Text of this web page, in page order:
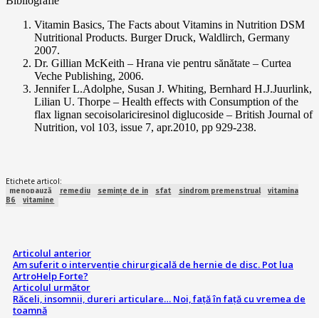
Vitamin Basics, The Facts about Vitamins in Nutrition DSM
Nutritional Products. Burger Druck, Waldlirch, Germany
2007.
Dr. Gillian McKeith – Hrana vie pentru sănătate – Curtea
Veche Publishing, 2006.
Jennifer L.Adolphe, Susan J. Whiting, Bernhard H.J.Juurlink,
Lilian U. Thorpe – Health effects with Consumption of the
flax lignan secoisolariciresinol diglucoside – British Journal of
Nutrition, vol 103, issue 7, apr.2010, pp 929-238.
Etichete articol:
menopauză remediu semințe de in sfat sindrom premenstrual
vitamina
B6
vitamine
Articolul anterior
Am suferit o intervenție chirurgicală de hernie de disc. Pot lua
ArtroHelp Forte?
Articolul următor
Răceli, insomnii, dureri articulare… Noi, față în față cu vremea de
toamnă